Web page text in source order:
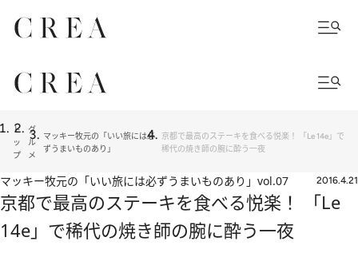
ト
ッ
プ
グ
ル
メ
マッキー牧元の「いい旅には必
ずうまいものあり」
京都で最高のステーキを食べる悦楽！ 「Le 14e」で
稀代の焼き師の腕に酔う一夜
マッキー牧元の「いい旅には必ずうまいものあり」 vol.07 2016.4.21
京都で最高のステーキを食べる悦楽！ 「Le
14e」で稀代の焼き師の腕に酔う一夜